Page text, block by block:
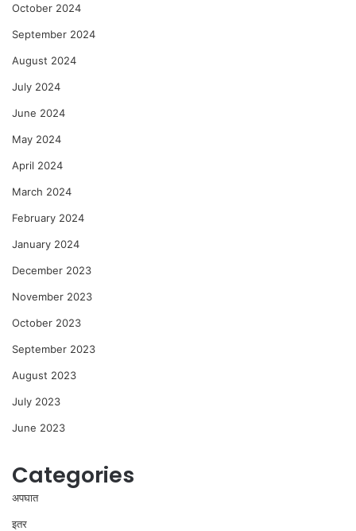
October 2024
September 2024
August 2024
July 2024
June 2024
May 2024
April 2024
March 2024
February 2024
January 2024
December 2023
November 2023
October 2023
September 2023
August 2023
July 2023
June 2023
Categories
अपघात
इतर